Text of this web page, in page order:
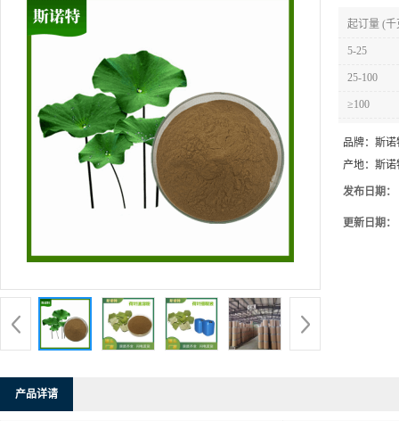
起订量 (千
5-25
25-100
≥100
品牌： 斯诺
产地： 斯诺
发布日期：
更新日期：
产品详请